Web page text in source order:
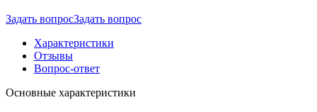
Задать вопросЗадать вопрос
Характеристики
Отзывы
Вопрос-ответ
Основные характеристики